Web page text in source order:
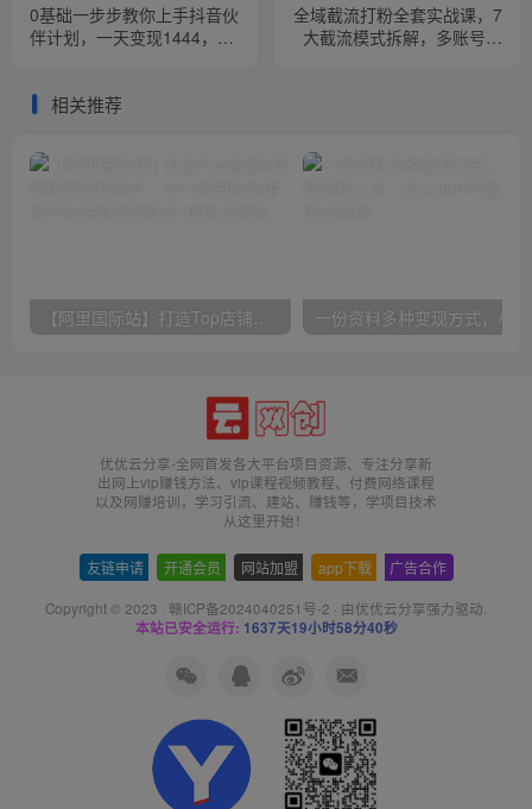
0基础一步步教你上手抖音伙
伴计划，一天变现1444，看
全域截流打粉全套实战课，7
大截流模式拆解，多账号养
相关推荐
优优云分享-全网首发各大平台项目资源、专注分享新
出网上vip赚钱方法、vip课程视频教程、付费网络课程
以及网赚培训，学习引流、建站、赚钱等，学项目技术
从这里开始！
友链申请 开通会员 网站加盟 app下载 广告合作
Copyright © 2023 · 赣ICP备2024040251号-2 · 由优优云分享强力驱动.
本站已安全运行: 1637天19小时58分40秒